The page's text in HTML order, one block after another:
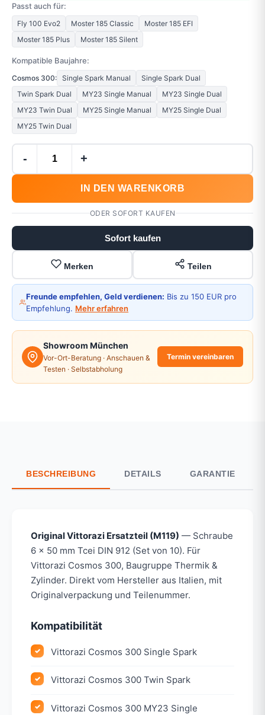
Passt auch für:
Fly 100 Evo2 Moster 185 Classic
Moster 185 EFI
Moster 185 Plus
Moster 185 Silent
Kompatible Baujahre:
Cosmos 300: Single Spark Manual
Single Spark Dual
Twin Spark Dual
MY23 Single Manual
MY23 Single Dual
MY23 Twin Dual
MY25 Single Manual
MY25 Single Dual
MY25 Twin Dual
- +
IN DEN WARENKORB
ODER SOFORT KAUFEN
Sofort kaufen
Merken Teilen
Freunde empfehlen, Geld verdienen: Bis zu 150 EUR pro
Empfehlung. Mehr erfahren
Showroom München
Vor-Ort-Beratung · Anschauen &
Testen · Selbstabholung
Termin vereinbaren
BESCHREIBUNG DETAILS GARANTIE
Original Vittorazi Ersatzteil (M119) — Schraube
6 x 50 mm Tcei DIN 912 (Set von 10). Für
Vittorazi Cosmos 300, Baugruppe Thermik &
Zylinder. Direkt vom Hersteller aus Italien, mit
Originalverpackung und Teilenummer.
Kompatibilität
Vittorazi Cosmos 300 Single Spark
Vittorazi Cosmos 300 Twin Spark
Vittorazi Cosmos 300 MY23 Single